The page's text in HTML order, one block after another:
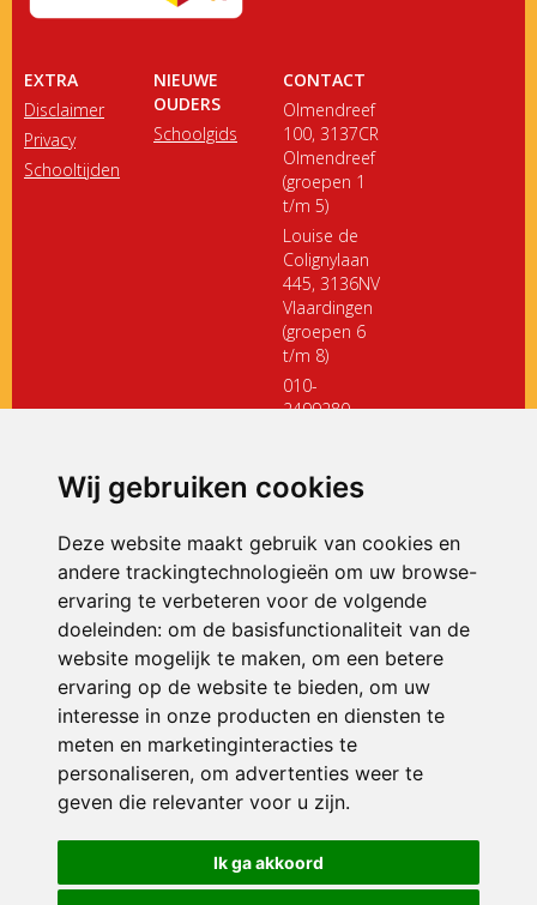
Wij gebruiken cookies
Deze website maakt gebruik van cookies en
andere trackingtechnologieën om uw browse-
ervaring te verbeteren voor de volgende
doeleinden: om de basisfunctionaliteit van de
website mogelijk te maken, om een betere
ervaring op de website te bieden, om uw
interesse in onze producten en diensten te
meten en marketinginteracties te
personaliseren, om advertenties weer te
geven die relevanter voor u zijn.
Ik ga akkoord
EXTRA
Disclaimer
Privacy
Schooltijden
NIEUWE
OUDERS
Schoolgids
CONTACT
Olmendreef
100, 3137CR
Olmendreef
(groepen 1
t/m 5)
Louise de
Colignylaan
445, 3136NV
Vlaardingen
(groepen 6
t/m 8)
010-
2499280
ONDERDEEL VAN
© 2026 De Hoeksteen | Alle rechten voorbehouden
Privacy policy|Disclaimer| Klachtenregeling|RSIN en Anbi
voorkeuren
Crealisatie The MindOffice